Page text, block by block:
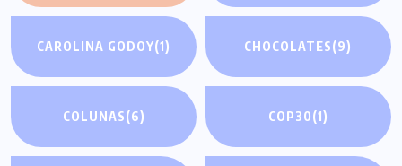
CAROLINA GODOY(1) CHOCOLATES(9)
COLUNAS(6) COP30(1)